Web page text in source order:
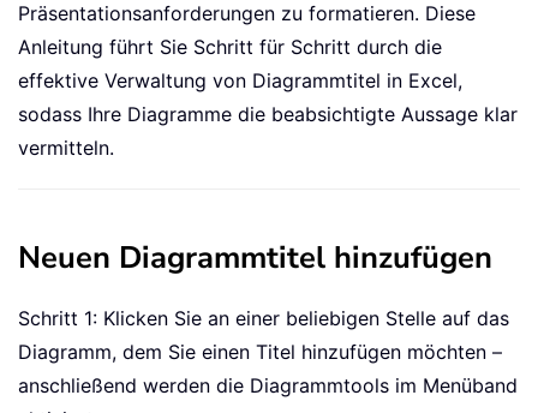
Präsentationsanforderungen zu formatieren. Diese
Anleitung führt Sie Schritt für Schritt durch die
effektive Verwaltung von Diagrammtitel in Excel,
sodass Ihre Diagramme die beabsichtigte Aussage klar
vermitteln.
Neuen Diagrammtitel hinzufügen
Schritt 1: Klicken Sie an einer beliebigen Stelle auf das
Diagramm, dem Sie einen Titel hinzufügen möchten –
anschließend werden die Diagrammtools im Menüband